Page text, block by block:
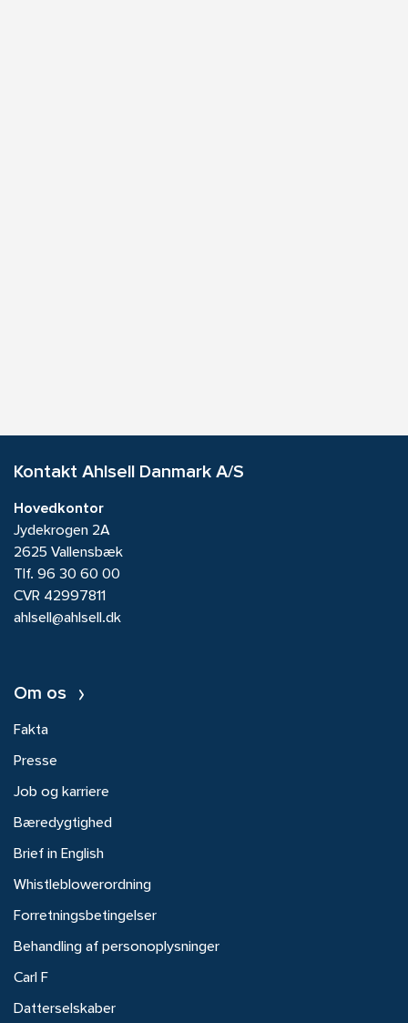
Kontakt Ahlsell Danmark A/S
Hovedkontor
Jydekrogen 2A
2625 Vallensbæk
Tlf. 96 30 60 00
CVR 42997811
ahlsell@ahlsell.dk
Om os
Fakta
Presse
Job og karriere
Bæredygtighed
Brief in English
Whistleblowerordning
Forretningsbetingelser
Behandling af personoplysninger
Carl F
Datterselskaber